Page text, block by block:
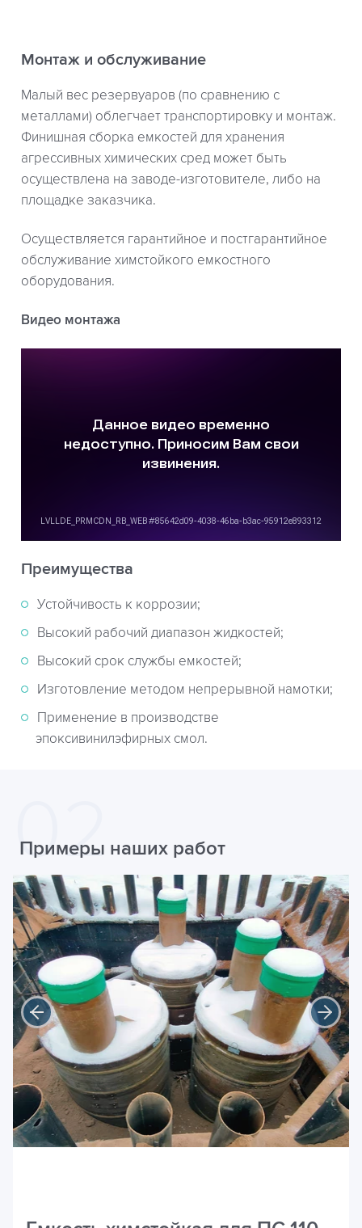
Монтаж и обслуживание
Малый вес резервуаров (по сравнению с
металлами) облегчает транспортировку и монтаж.
Финишная сборка емкостей для хранения
агрессивных химических сред может быть
осуществлена на заводе-изготовителе, либо на
площадке заказчика.
Осуществляется гарантийное и постгарантийное
обслуживание химстойкого емкостного
оборудования.
Видео монтажа
Преимущества
Устойчивость к коррозии;
Высокий рабочий диапазон жидкостей;
Высокий срок службы емкостей;
Изготовление методом непрерывной намотки;
Применение в производстве
эпоксивинилэфирных смол.
Примеры наших работ